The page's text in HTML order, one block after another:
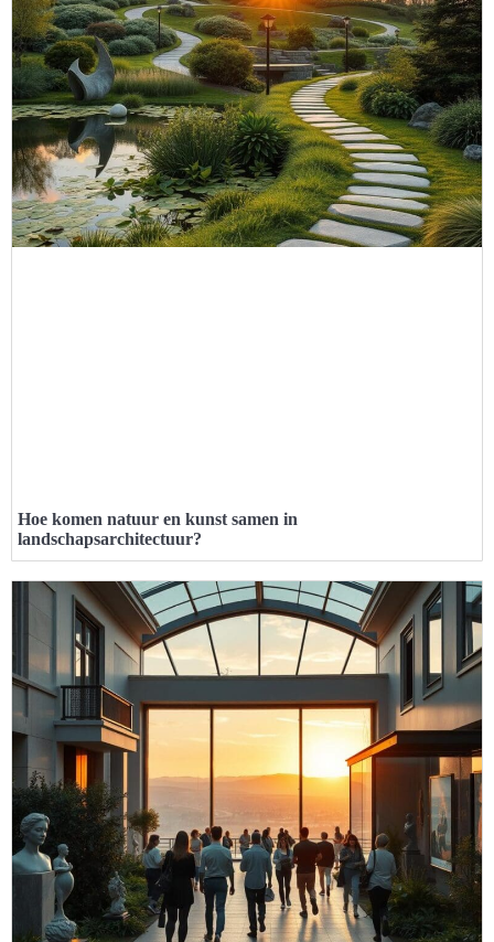
Hoe komen natuur en kunst samen in
landschapsarchitectuur?